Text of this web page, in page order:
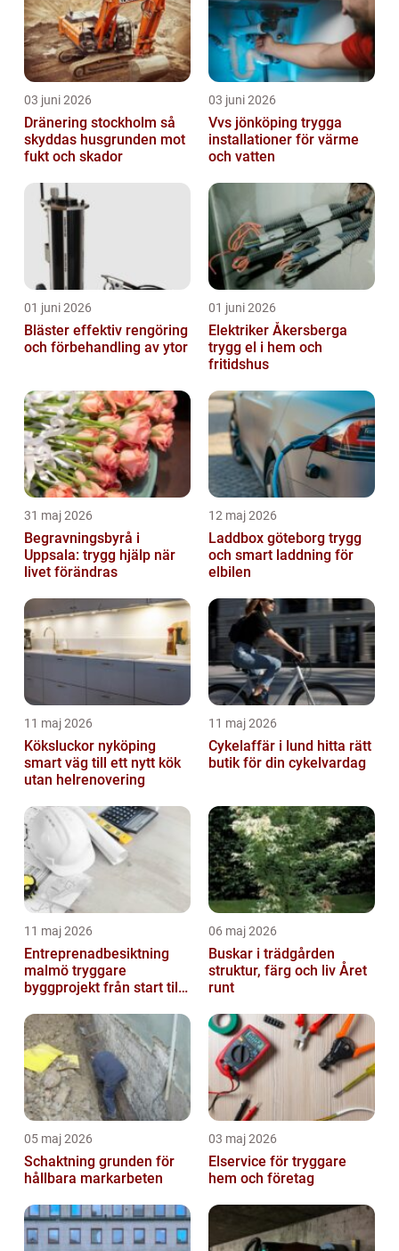
03 juni 2026
Dränering stockholm så
skyddas husgrunden mot
fukt och skador
03 juni 2026
Vvs jönköping trygga
installationer för värme
och vatten
01 juni 2026
Bläster effektiv rengöring
och förbehandling av ytor
01 juni 2026
Elektriker Åkersberga
trygg el i hem och
fritidshus
31 maj 2026
Begravningsbyrå i
Uppsala: trygg hjälp när
livet förändras
12 maj 2026
Laddbox göteborg trygg
och smart laddning för
elbilen
11 maj 2026
Köksluckor nyköping
smart väg till ett nytt kök
utan helrenovering
11 maj 2026
Cykelaffär i lund hitta rätt
butik för din cykelvardag
11 maj 2026
Entreprenadbesiktning
malmö tryggare
byggprojekt från start till
06 maj 2026
Buskar i trädgården
struktur, färg och liv Året
runt
05 maj 2026
Schaktning grunden för
hållbara markarbeten
03 maj 2026
Elservice för tryggare
hem och företag